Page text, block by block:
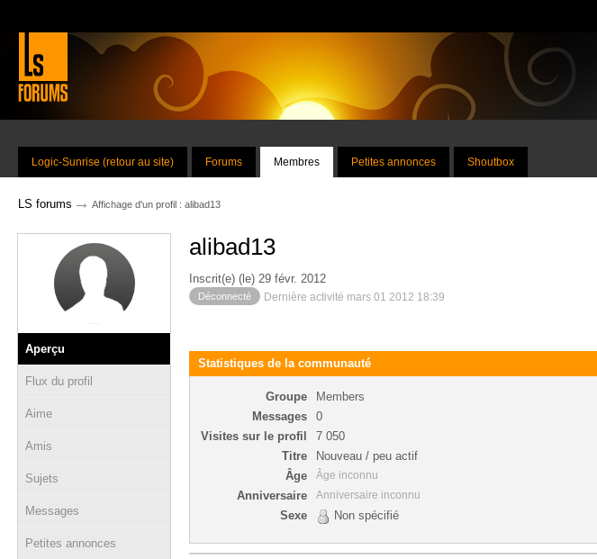
Logic-Sunrise (retour au site) Forums Membres Petites annonces Shoutbox
LS forums → Affichage d'un profil : alibad13
Aperçu
Flux du profil
Aime
Amis
Sujets
Messages
Petites annonces
alibad13
Inscrit(e) (le) 29 févr. 2012
Déconnecté Dernière activité mars 01 2012 18:39
Statistiques de la communauté
Groupe
Members
Messages
0
Visites sur le profil
7 050
Titre
Nouveau / peu actif
Âge
Âge inconnu
Anniversaire Anniversaire inconnu
Sexe Non spécifié